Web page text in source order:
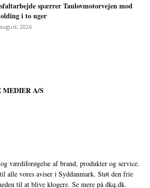
spærrer Taulovmotorvejen mod
i to uger
2026
A/S
værdiforøgelse af brand, produkter og service.
alle vores aviser i Syddanmark. Støt den frie
til at blive klogere. Se mere på dkq.dk.